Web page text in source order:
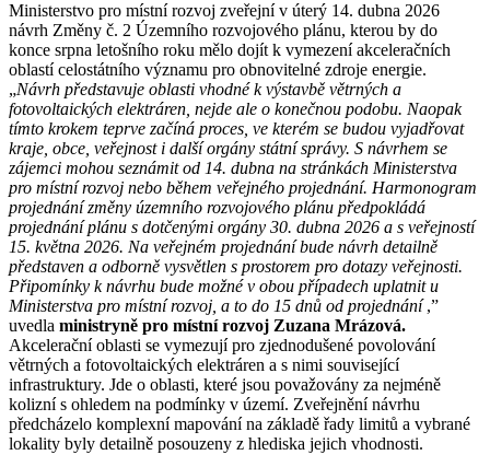
Ministerstvo pro místní rozvoj zveřejní v úterý 14. dubna 2026
návrh Změny č. 2 Územního rozvojového plánu, kterou by do
konce srpna letošního roku mělo dojít k vymezení akceleračních
oblastí celostátního významu pro obnovitelné zdroje energie.
„Návrh představuje oblasti vhodné k výstavbě větrných a
fotovoltaických elektráren, nejde ale o konečnou podobu. Naopak
tímto krokem teprve začíná proces, ve kterém se budou vyjadřovat
kraje, obce, veřejnost i další orgány státní správy. S návrhem se
zájemci mohou seznámit od 14. dubna na stránkách Ministerstva
pro místní rozvoj nebo během veřejného projednání. Harmonogram
projednání změny územního rozvojového plánu předpokládá
projednání plánu s dotčenými orgány 30. dubna 2026 a s veřejností
15. května 2026. Na veřejném projednání bude návrh detailně
představen a odborně vysvětlen s prostorem pro dotazy veřejnosti.
Připomínky k návrhu bude možné v obou případech uplatnit u
Ministerstva pro místní rozvoj, a to do 15 dnů od projednání,”
uvedla ministryně pro místní rozvoj Zuzana Mrázová.
Akcelerační oblasti se vymezují pro zjednodušené povolování
větrných a fotovoltaických elektráren a s nimi související
infrastruktury. Jde o oblasti, které jsou považovány za nejméně
kolizní s ohledem na podmínky v území. Zveřejnění návrhu
předcházelo komplexní mapování na základě řady limitů a vybrané
lokality byly detailně posouzeny z hlediska jejich vhodnosti.